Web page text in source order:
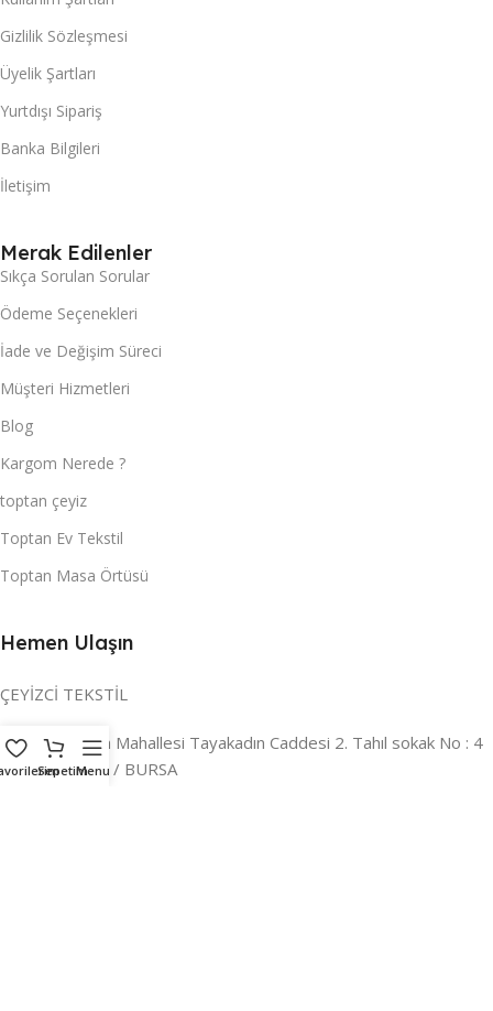
Gizlilik Sözleşmesi
Üyelik Şartları
Yurtdışı Sipariş
Banka Bilgileri
İletişim
Merak Edilenler
Sıkça Sorulan Sorular
Ödeme Seçenekleri
İade ve Değişim Süreci
Müşteri Hizmetleri
Blog
Kargom Nerede ?
toptan çeyiz
Toptan Ev Tekstil
Toptan Masa Örtüsü
Hemen Ulaşın
ÇEYİZCİ TEKSTİL
Adres:Reyhan Mahallesi Tayakadın Caddesi 2. Tahıl sokak No : 4
/ a Osmangazi / BURSA
SepetimMenu